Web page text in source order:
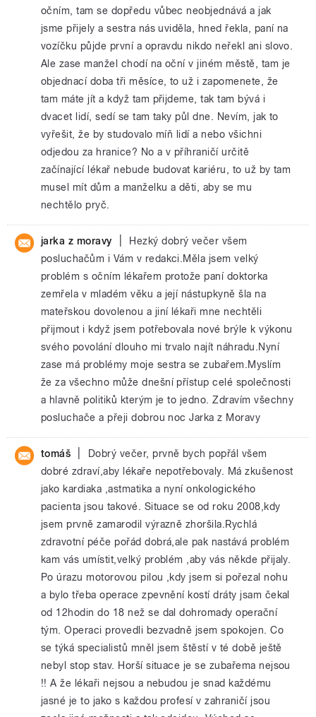
očním, tam se dopředu vůbec neobjednává a jak
jsme přijely a sestra nás uviděla, hned řekla, paní na
vozíčku půjde první a opravdu nikdo neřekl ani slovo.
Ale zase manžel chodí na oční v jiném městě, tam je
objednací doba tři měsíce, to už i zapomenete, že
tam máte jít a když tam přijdeme, tak tam bývá i
dvacet lidí, sedí se tam taky půl dne. Nevím, jak to
vyřešit, že by studovalo míň lidí a nebo všichni
odjedou za hranice? No a v příhraničí určitě
začínající lékař nebude budovat kariéru, to už by tam
musel mít dům a manželku a děti, aby se mu
nechtělo pryč.
jarka z moravy
Hezký dobrý večer všem
posluchačům i Vám v redakci.Měla jsem velký
problém s očním lékařem protože paní doktorka
zemřela v mladém věku a její nástupkyně šla na
mateřskou dovolenou a jiní lékaři mne nechtěli
přijmout i když jsem potřebovala nové brýle k výkonu
svého povolání dlouho mi trvalo najít náhradu.Nyní
zase má problémy moje sestra se zubařem.Myslím
že za všechno může dnešní přístup celé společnosti
a hlavně politiků kterým je to jedno. Zdravím všechny
posluchače a přeji dobrou noc Jarka z Moravy
tomáš
Dobrý večer, prvně bych popřál všem
dobré zdraví,aby lékaře nepotřebovaly. Má zkušenost
jako kardiaka ,astmatika a nyní onkologického
pacienta jsou takové. Situace se od roku 2008,kdy
jsem prvně zamarodil výrazně zhoršila.Rychlá
zdravotní péče pořád dobrá,ale pak nastává problém
kam vás umístit,velký problém ,aby vás někde přijaly.
Po úrazu motorovou pilou ,kdy jsem si pořezal nohu
a bylo třeba operace zpevnění kostí dráty jsam čekal
od 12hodin do 18 než se dal dohromady operační
tým. Operaci provedli bezvadně jsem spokojen. Co
se týká specialistů mněl jsem štěstí v té době ještě
nebyl stop stav. Horší situace je se zubařema nejsou
!! A že lékaři nejsou a nebudou je snad každému
jasné je to jako s každou profesí v zahraničí jsou